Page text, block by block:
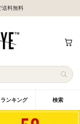
送料無料
ランキング 検索